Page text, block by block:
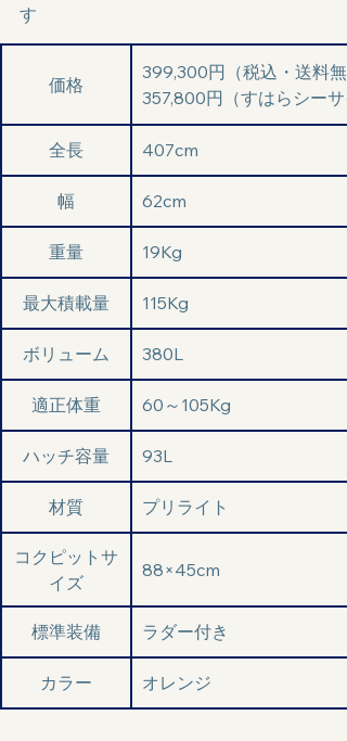
す
価格
399,300円（税込・送料
357,800円（すはらシー
全長 407cm
幅 62cm
重量 19Kg
最大積載量 115Kg
ボリューム 380L
適正体重 60～105Kg
ハッチ容量 93L
材質 プリライト
コクピットサ
イズ
88×45cm
標準装備 ラダー付き
カラー オレンジ